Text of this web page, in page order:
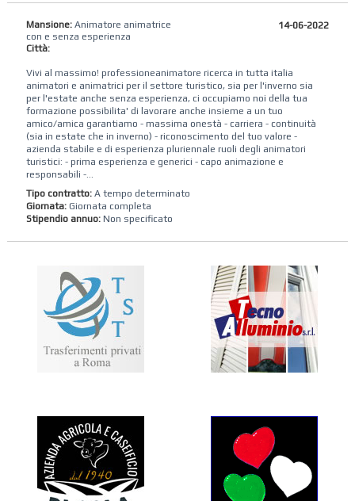
Mansione:Animatore animatrice
con e senza esperienza
Città:
14-06-2022
Vivi al massimo! professioneanimatore ricerca in tutta italia
animatori e animatrici per il settore turistico, sia per l'inverno sia
per l'estate anche senza esperienza, ci occupiamo noi della tua
formazione possibilita' di lavorare anche insieme a un tuo
amico/amica garantiamo - massima onestà - carriera - continuità
(sia in estate che in inverno) - riconoscimento del tuo valore -
azienda stabile e di esperienza pluriennale ruoli degli animatori
turistici: - prima esperienza e generici - capo animazione e
responsabili -...
Tipo contratto:A tempo determinato
Giornata: Giornata completa
Stipendio annuo: Non specificato